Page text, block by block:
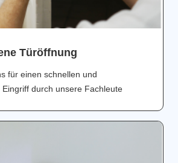
Türöffnung
für einen schnellen und
durch unsere Fachleute